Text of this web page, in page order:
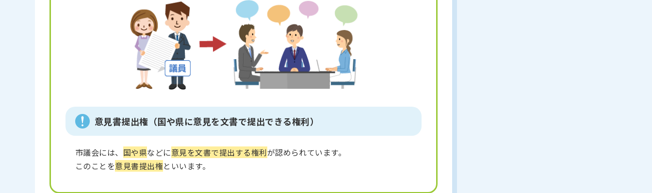
意見書提出権（国や県に意見を文書で提出できる権利）
市議会には、 国や県などに意見を文書で提出する権利が認められています。
このことを意見書提出権といいます。